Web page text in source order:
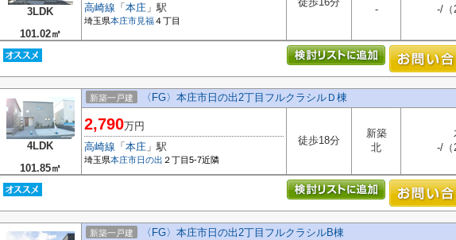
3LDK
101.02㎡
高崎線 「 本庄 」駅
埼玉県本庄市見福４丁目
-
-/（
4LDK
101.85㎡
新築一戸建 〈FG〉本庄市日の出2丁目フルクラシルＤ棟
2,790万円
高崎線 「 本庄 」駅
埼玉県本庄市日の出 ２丁目5-7近隣
徒歩18分
新築
北
-/（
新築一戸建 〈FG〉本庄市日の出2丁目フルクラシルB棟